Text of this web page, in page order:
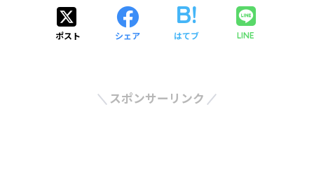
ポスト シェア はてブ LINE
スポンサーリンク